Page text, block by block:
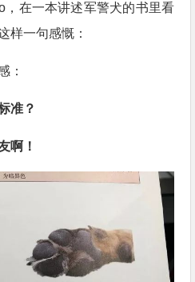
，在一本讲述军警犬的书里看
样一句感慨：
：
准？
啊！